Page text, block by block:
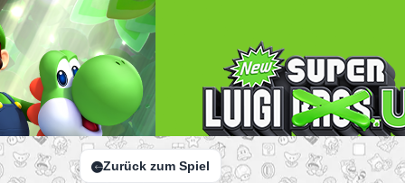
Zurück zum Spiel